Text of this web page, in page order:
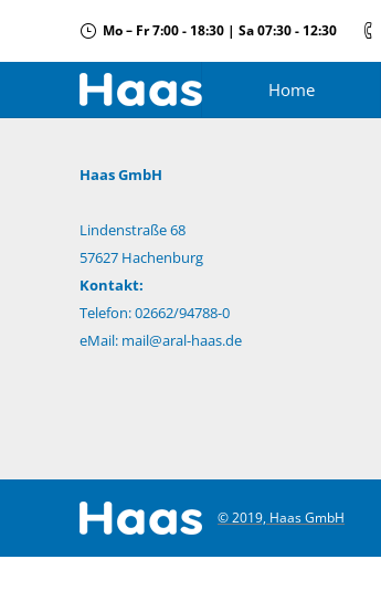
Mo – Fr 7:00 - 18:30 | Sa 07:30 - 12:30
Home
Haas GmbH
Lindenstraße 68
57627 Hachenburg
Kontakt:
Telefon: 02662/94788-0
eMail: mail@aral-haas.de
© 2019, Haas GmbH